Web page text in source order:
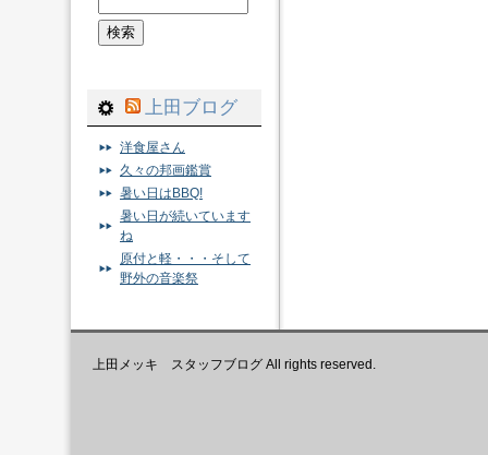
上田ブログ
洋食屋さん
久々の邦画鑑賞
暑い日はBBQ!
暑い日が続いています
ね
原付と軽・・・そして
野外の音楽祭
上田メッキ スタッフブログ All rights reserved.